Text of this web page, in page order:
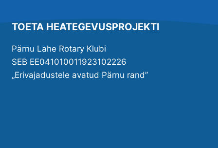
TOETA HEATEGEVUSPROJEKTI
Pärnu Lahe Rotary Klubi
SEB EE041010011923102226
„Erivajadustele avatud Pärnu rand”